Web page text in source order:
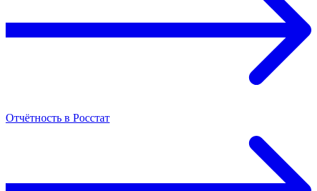
Отчётность в Росстат